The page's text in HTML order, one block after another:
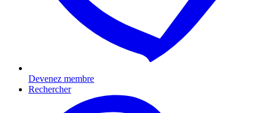
Devenez membre
Rechercher